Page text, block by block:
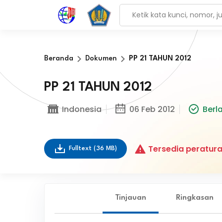
Beranda Dokumen PP 21 TAHUN 2012
PP 21 TAHUN 2012
Indonesia 06 Feb 2012
Fulltext (36 MB) Tersedia
Tinjauan Ringkasan